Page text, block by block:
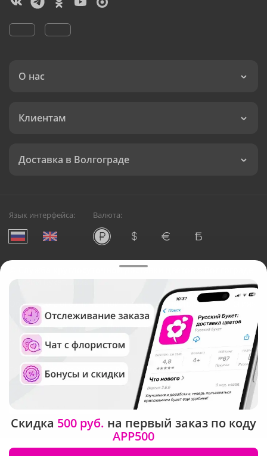
О нас
Клиентам
Доставка в Волгограде
Язык интерфейса: Валюта:
Служба круглосуточной доставки цветов в Волгограде
Русский Букет, 2026
Общество с ограниченной ответственностью «Технология»
ОГРН: 1195476081745, ИНН: 5410081997
Юридический адрес: г. Новосибирск, ул. Ипподромская,
д.42, оф. 3
Рейтинг Русского букета в г. Волгоград
Скидка 500 руб. на первый заказ по коду
APP500